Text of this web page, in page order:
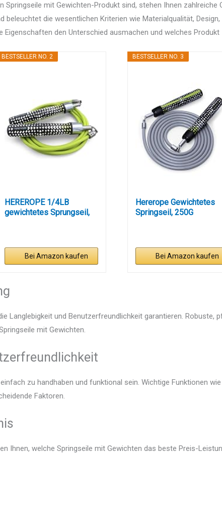
Springseile mit Gewichten-Produkt sind, stehen Ihnen
beleuchtet die wesentlichen Kriterien wie Materialqualität,
Eigenschaften den Unterschied ausmachen und welches
BESTSELLER NO. 2
HEREROPE 1/4LB
gewichtetes Sprungseil,
Bei Amazon kaufen
BESTSELLER NO. 3
Hererope Gewichtetes
Springseil, 250G
Bei Amazon kaufen
Langlebigkeit und Benutzerfreundlichkeit garantieren. Robuste,
mit Gewichten.
zu handhaben und funktional sein. Wichtige Funktionen
Faktoren.
Ihnen, welche Springseile mit Gewichten das beste Preis-